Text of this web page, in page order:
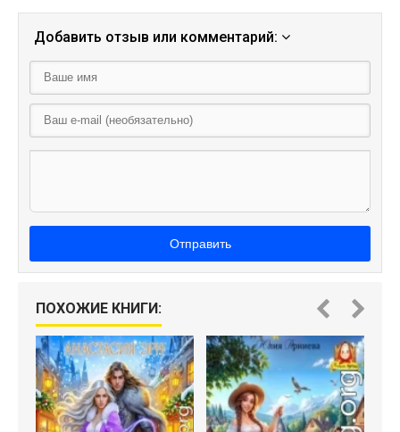
Добавить отзыв или комментарий:
Отправить
ПОХОЖИЕ КНИГИ: